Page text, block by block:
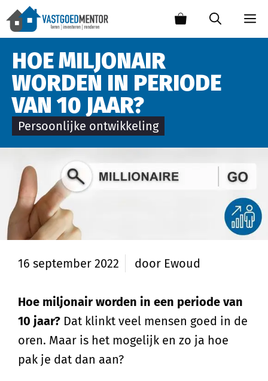
HOE MILJONAIR
WORDEN IN PERIODE
VAN 10 JAAR?
Persoonlijke ontwikkeling
16 september 2022 door Ewoud
Hoe miljonair worden in een periode van
10 jaar? Dat klinkt veel mensen goed in de
oren. Maar is het mogelijk en zo ja hoe
pak je dat dan aan?